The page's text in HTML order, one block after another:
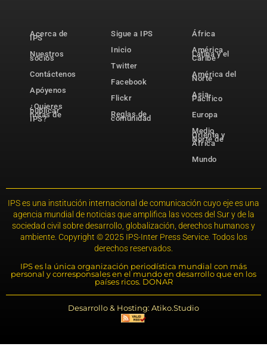
Acerca de
IPS
Nuestros
socios
Contáctenos
Apóyenos
¿Quieres
publicar
notas de
IPS?
Sigue a IPS
Inicio
Twitter
Facebook
Flickr
Reglas de
comunidad
África
América
Latina y el
Caribe
América del
Norte
Asia-
Pacífico
Europa
Medio
Oriente y
Norte de
África
Mundo
IPS es una institución internacional de comunicación cuyo eje es una
agencia mundial de noticias que amplifica las voces del Sur y de la
sociedad civil sobre desarrollo, globalización, derechos humanos y
ambiente. Copyright © 2025 IPS-Inter Press Service. Todos los
derechos reservados.
IPS es la única organización periodística mundial con más
personal y corresponsales en el mundo en desarrollo que en los
países ricos. DONAR
Desarrollo & Hosting: Atiko.Studio